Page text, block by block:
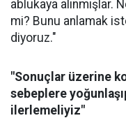
ablukaya alınmışlar.
mi? Bunu anlamak
diyoruz."
"Sonuçlar üzerine
sebeplere
ilerlemeliyiz"